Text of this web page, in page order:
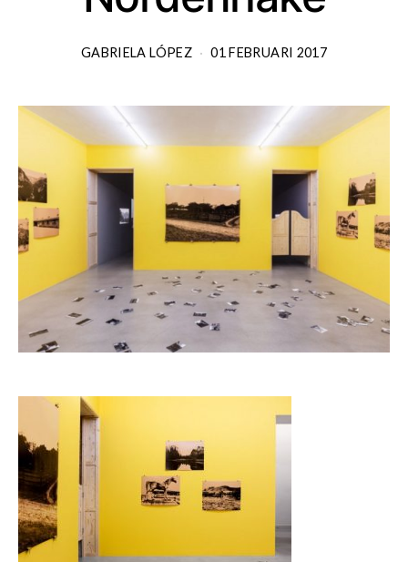
GABRIELA LÓPEZ 01 FEBRUARI 2017